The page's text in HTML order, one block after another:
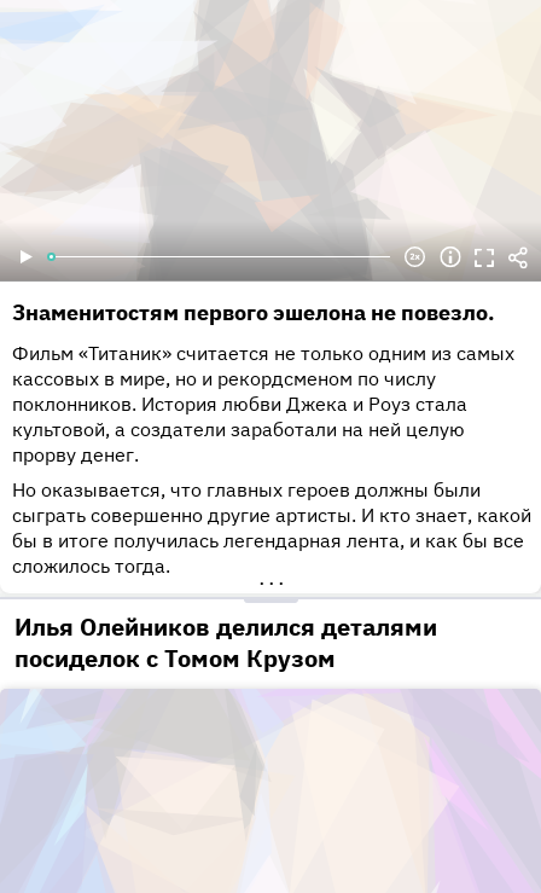
Знаменитостям первого эшелона не повезло.
Фильм «Титаник» считается не только одним из самых
кассовых в мире, но и рекордсменом по числу
поклонников. История любви Джека и Роуз стала
культовой, а создатели заработали на ней целую
прорву денег.
Но оказывается, что главных героев должны были
сыграть совершенно другие артисты. И кто знает, какой
бы в итоге получилась легендарная лента, и как бы все
сложилось тогда.
•••
Илья Олейников делился деталями
посиделок с Томом Крузом